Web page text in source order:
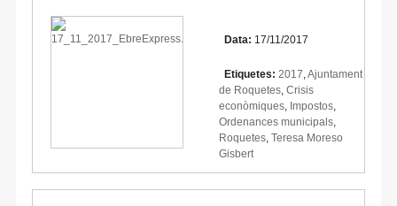
Data: 17/11/2017
Etiquetes: 2017 Ajuntament
de Roquetes Crisis
econòmiques Impostos
Ordenances municipals
Roquetes Teresa Moreso
Gisbert